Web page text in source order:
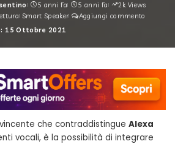
5 anni fa 5 anni fa
2k Views
Smart Speaker
Aggiungi commento
15 Ottobre 2021
che contraddistingue Alexa
vocali, è la possibilità di integrare